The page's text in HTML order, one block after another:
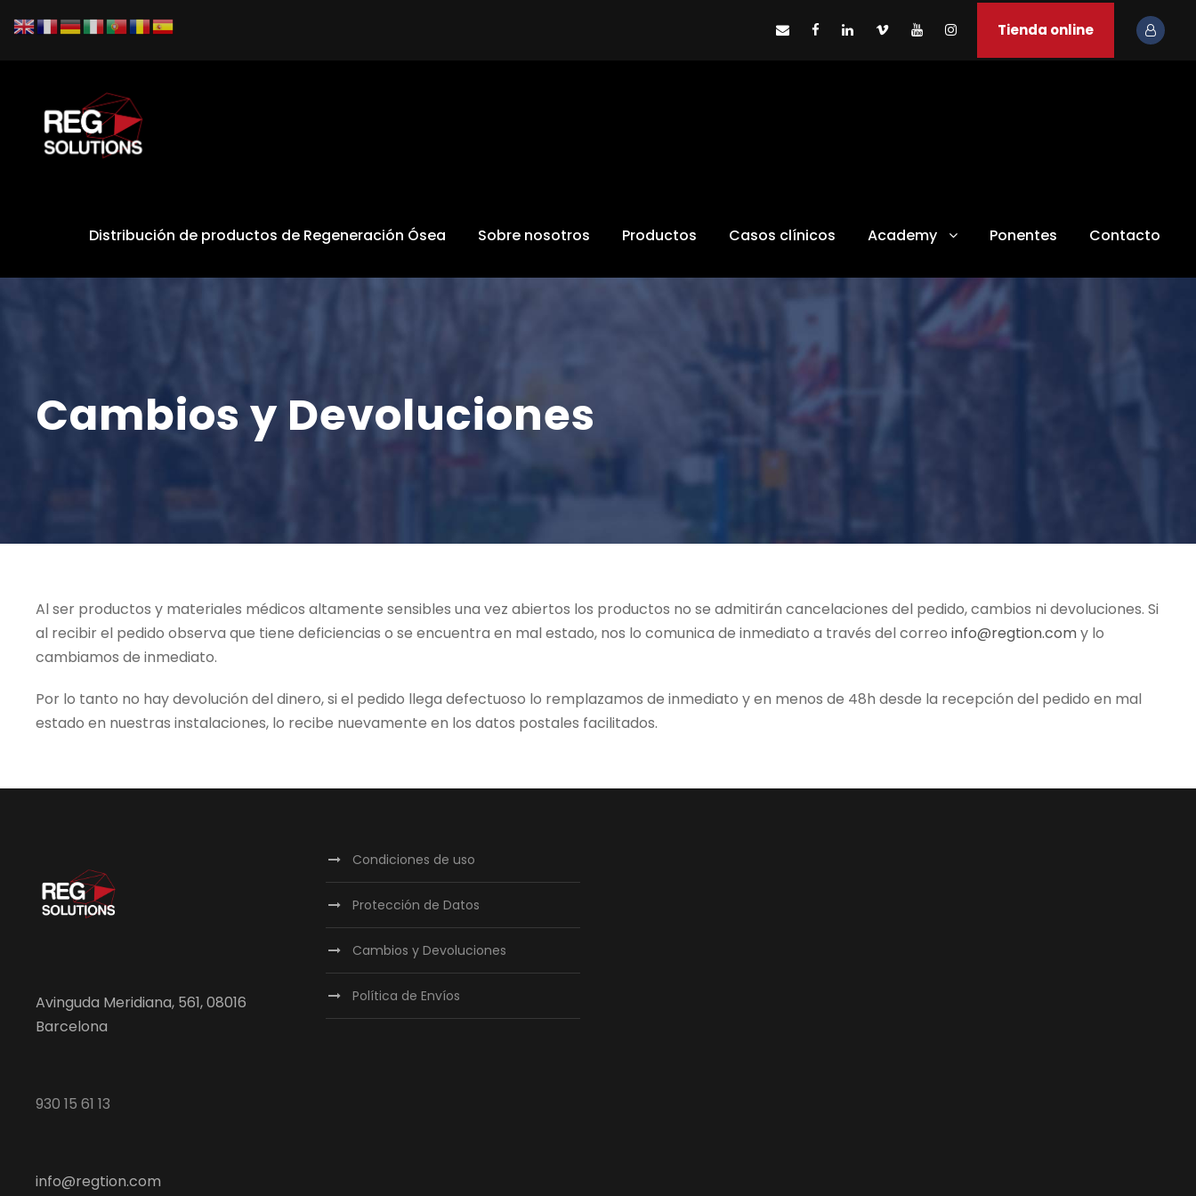
Tienda online
Distribución de productos de Regeneración Ósea Sobre nosotros Productos Casos clínicos Academy Ponentes Contacto
Cambios y Devoluciones
Al ser productos y materiales médicos altamente sensibles una vez abiertos los productos no se admitirán cancelaciones del pedido, cambios ni devoluciones. Si
al recibir el pedido observa que tiene deficiencias o se encuentra en mal estado, nos lo comunica de inmediato a través del correo info@regtion.comy lo
cambiamos de inmediato.
Por lo tanto no hay devolución del dinero, si el pedido llega defectuoso lo remplazamos de inmediato y en menos de 48h desde la recepción del pedido en mal
estado en nuestras instalaciones, lo recibe nuevamente en los datos postales facilitados.
Avinguda Meridiana, 561, 08016
Barcelona
930 15 61 13
info@regtion.com
Condiciones de uso
Protección de Datos
Cambios y Devoluciones
Política de Envíos